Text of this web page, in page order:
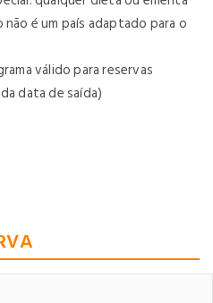
é um país adaptado para o
válido para reservas
data de saída)